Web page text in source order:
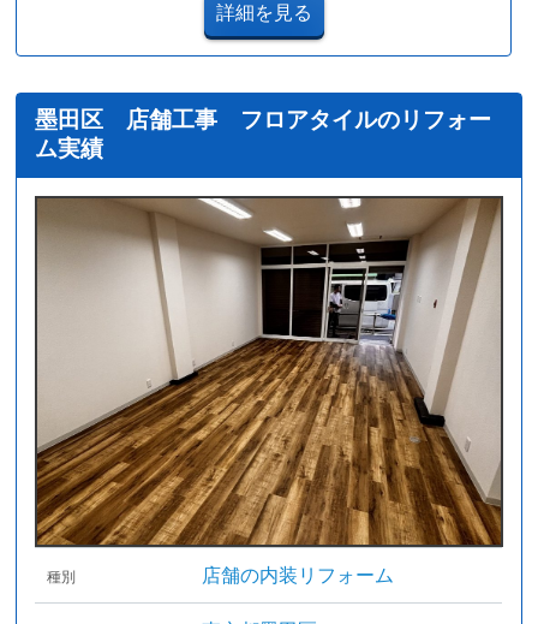
詳細を見る
墨田区 店舗工事 フロアタイルのリフォー
ム実績
種別 店舗の内装リフォーム